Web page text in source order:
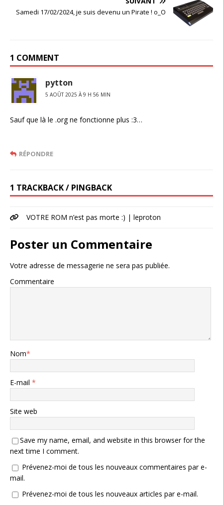
Samedi 17/02/2024, je suis devenu un Pirate ! o_O
1 COMMENT
pytton
5 AOÛT 2025 À 9 H 56 MIN
Sauf que là le .org ne fonctionne plus :3…
RÉPONDRE
1 TRACKBACK / PINGBACK
VOTRE ROM n’est pas morte :) | leproton
Poster un Commentaire
Votre adresse de messagerie ne sera pas publiée.
Commentaire
Nom*
E-mail *
Site web
Save my name, email, and website in this browser for the
next time I comment.
Prévenez-moi de tous les nouveaux commentaires par e-
mail.
Prévenez-moi de tous les nouveaux articles par e-mail.